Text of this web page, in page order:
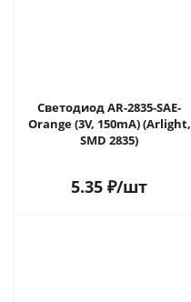
Светодиод AR-2835-SAE-
Orange (3V, 150mA) (Arlight,
SMD 2835)
5.35 ₽/шт